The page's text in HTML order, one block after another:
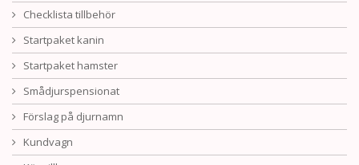
Checklista tillbehör
Startpaket kanin
Startpaket hamster
Smådjurspensionat
Förslag på djurnamn
Kundvagn